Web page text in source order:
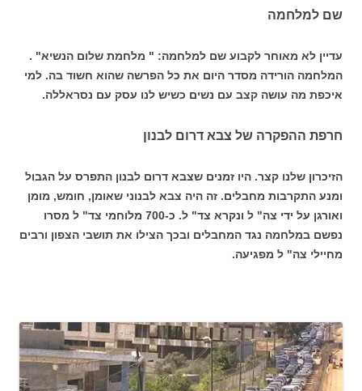
שם למלחמה
עדיין לא מאוחר לקבוע שם למלחמה: " מלחמת שלום הנשיא" .
המלחמה הורידה מסדר היום את כל הפרשה שהוא חשוד בה. למי
איכפת מה עושה קצב עם נשים כשיש לנו עסק עם נסראללה.
חרפת ההפקרה של צבא דרום לבנון
הזיכרון שלנו קצר. היו זמנים שצבא דרום לבנון התפרס על הגבול
ומנע התקרבות מחבלים. זה היה צבא לבנוני שאומן, חומש, מומן
ואורגן על ידי צה" ל ונקרא צד" ל. כ-700 מלוחמי צד" ל מסרו
נפשם במלחמה נגד המחבלים ובכך הצילו את תושבי הצפון ורבים
מחיילי צה" ל מפגיעה.